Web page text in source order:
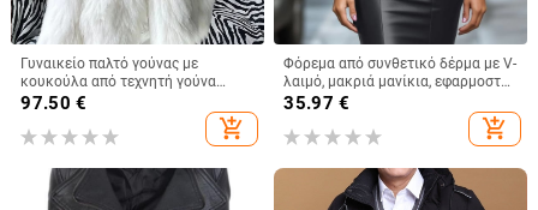
Γυναικείο παλτό γούνας με
κουκούλα από τεχνητή γούνα
αλεπούς, μακριά μανίκια,
βρετανικό στυλ για φθινόπωρο και
χειμώνα
97.50 €
add_shopping_cart
Φόρεμα από συνθετικό δέρμα με V-
λαιμό, μακριά μανίκια, εφαρμοστό,
μεσαίο μήκος 65–80 εκ.
35.97 €
add_shopping_cart